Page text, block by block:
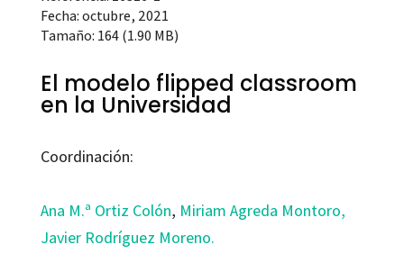
Fecha: octubre, 2021
Tamaño: 164 (1.90 MB)
El modelo flipped classroom
en la Universidad
Coordinación:
Ana M.ª Ortiz Colón, Miriam Agreda Montoro,
Javier Rodríguez Moreno.